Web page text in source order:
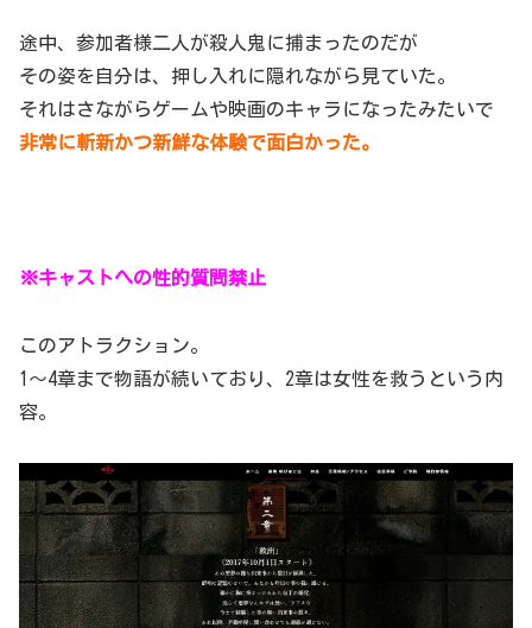
途中、参加者様二人が殺人鬼に捕まったのだが
その姿を自分は、押し入れに隠れながら見ていた。
それはさながらゲームや映画のキャラになったみたいで
非常に斬新かつ新鮮な体験で面白かった。
※キャストへの性的質問禁止
このアトラクション。
1～4章まで物語が続いており、2章は女性を救うという内
容。